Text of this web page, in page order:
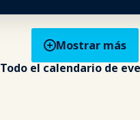
Mostrar más
Todo el calendario de